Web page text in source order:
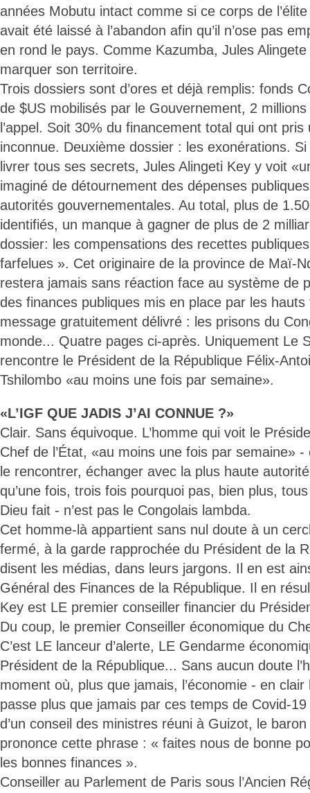
années Mobutu intact comme si ce corps de
avait été laissé à l’abandon afin qu’il n’ose pas
en rond le pays. Comme Kazumba, Jules Alingete
marquer son territoire.
Trois dossiers sont d’ores et déjà remplis: fonds
de $US mobilisés par le Gouvernement, 2
l’appel. Soit 30% du financement total qui ont
inconnue. Deuxième dossier : les exonérations.
livrer tous ses secrets, Jules Alingeti Key y voit
imaginé de détournement des dépenses
autorités gouvernementales. Au total, plus de
identifiés, un manque à gagner de plus de 2
dossier: les compensations des recettes
farfelues ». Cet originaire de la province de Maï-
restera jamais sans réaction face au système de
des finances publiques mis en place par les
message gratuitement délivré : les prisons du
monde... Quatre pages ci-après. Uniquement Le
rencontre le Président de la République Félix-
Tshilombo «au moins une fois par semaine».
«L’IGF QUE JADIS J’AI CONNUE ?»
Clair. Sans équivoque. L’homme qui voit le
Chef de l’État, «au moins une fois par semaine» -
le rencontrer, échanger avec la plus haute
qu’une fois, trois fois pourquoi pas, bien plus,
Dieu fait - n’est pas le Congolais lambda.
Cet homme-là appartient sans nul doute à un
fermé, à la garde rapprochée du Président de la
disent les médias, dans leurs jargons. Il en est
Général des Finances de la République. Il en
Key est LE premier conseiller financier du
Du coup, le premier Conseiller économique du
C’est LE lanceur d’alerte, LE Gendarme
Président de la République... Sans aucun doute
moment où, plus que jamais, l’économie - en clair
passe plus que jamais par ces temps de Covid-
d’un conseil des ministres réuni à Guizot, le
prononce cette phrase : « faites nous de bonne
les bonnes finances ».
Conseiller au Parlement de Paris sous l’Ancien